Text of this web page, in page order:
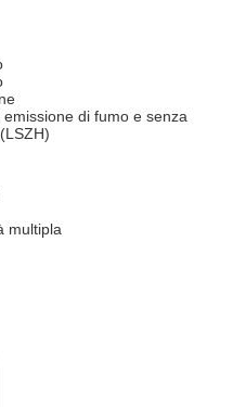
emissione di fumo e senza
multipla